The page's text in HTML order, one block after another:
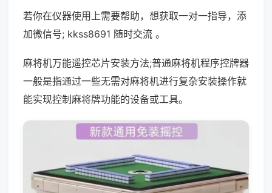
若你在仪器使用上需要帮助，想获取一对一指导，添
加微信号; kkss8691 随时交流 。
麻将机万能遥控芯片安装方法;普通麻将机程序控牌器
一般是指通过一些无需对麻将机进行复杂安装操作就
能实现控制麻将牌功能的设备或工具。